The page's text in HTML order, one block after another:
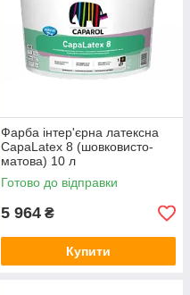
Фарба інтер'єрна латексна
CapaLatex 8 (шовковисто-
матова) 10 л
Готово до відправки
5 964 ₴
Купити